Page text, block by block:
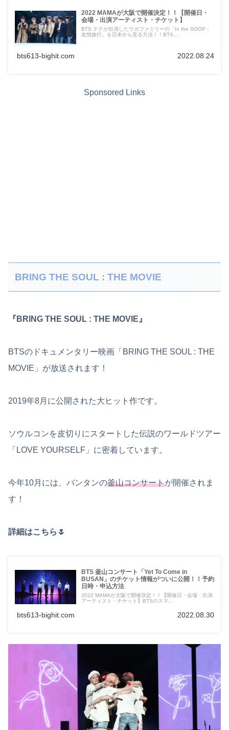
2022 MAMAが大阪で開催決定！！【開催日・
会場・出演アーティスト・チケット】
BTS テテが出演したウガファミリーの「In the SOOP：
友情旅行」を日本から見る方法！！BTS...
bts613-bighit.com 2022.08.24
Sponsored Links
BRING THE SOUL : THE MOVIE
『BRING THE SOUL : THE MOVIE』
BTSのドキュメンタリー映画「BRING THE SOUL : THE
MOVIE」が放送されます！
2019年8月に公開された大ヒット作です。
ソウルコンを皮切りにスタートした伝説のワールドツアー
「LOVE YOURSELF」に密着しています。
今年10月には、バンタンの釜山コンサートが開催されま
す！
詳細はこちら🌷
BTS 釜山コンサート「Yet To Come in
BUSAN」のチケット情報がついに公開！！予約
日時・申込方法
2022 MAMAが大阪で開催決定！！【開催日・会場・出演
アーティスト・チケット】BTSのスマ...
bts613-bighit.com 2022.08.30